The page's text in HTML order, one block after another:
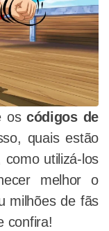
os códigos de
quais estão
utilizá-los
melhor o
milhões de fãs
confira!